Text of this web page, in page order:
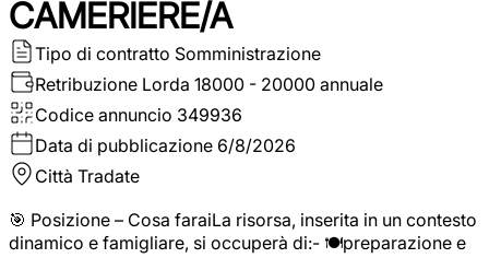
CAMERIERE/A
Tipo di contratto Somministrazione
Retribuzione Lorda 18000 - 20000 annuale
Codice annuncio 349936
Data di pubblicazione 6/8/2026
Città Tradate
🎯 Posizione – Cosa faraiLa risorsa, inserita in un contesto
dinamico e famigliare, si occuperà di:- 🍽️preparazione e